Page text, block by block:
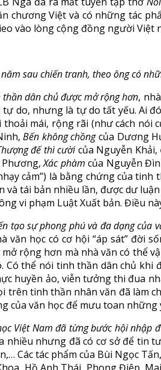
chương Việt và có những tác
vào lòng cộng đồng người Việt
sau chiến tranh, theo ông có
thần dân chủđược mở rộng hơn,
do, nhưng là tự do tất yếu. Ai
mái, rộng rãi (như cách nói
Bến không chồngcủa Dương
đế thì cườicủa Nguyễn Khải,
Phương,Xác phàm của Nguyễn
cảm”) là bằng chứng của
tái bản nhiều lần, được dư
vi phạm Luật Xuất bản. Điều
tạo sự phong phú và đa dạng của
văn học có cơ hội “áp sát” đời
rộng hơn mà nhà văn có thể
thể nói tinh thần dân chủ khi
huyền ảo, viễn tưởng thi đua
trên tinh thần nhân văn đã làm
của văn học để mưu toan
Việt Nam đã từng bước hội nhập
nhưng đã có cơ sở để tin
Các tác phẩm của Bùi Ngọc